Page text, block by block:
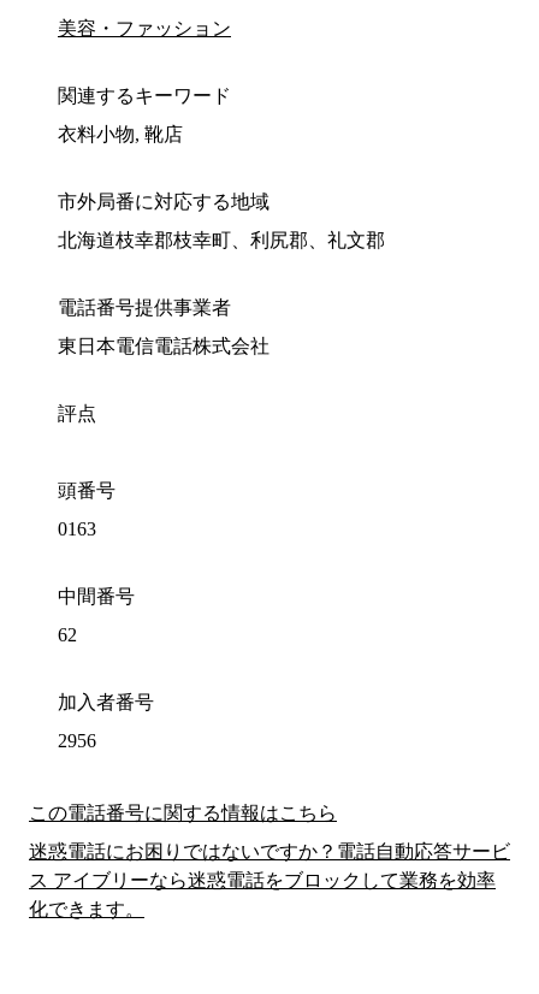
美容・ファッション
関連するキーワード
衣料小物, 靴店
市外局番に対応する地域
北海道枝幸郡枝幸町、利尻郡、礼文郡
電話番号提供事業者
東日本電信電話株式会社
評点
頭番号
0163
中間番号
62
加入者番号
2956
この電話番号に関する情報はこちら
迷惑電話にお困りではないですか？電話自動応答サービ
ス アイブリーなら迷惑電話をブロックして業務を効率
化できます。